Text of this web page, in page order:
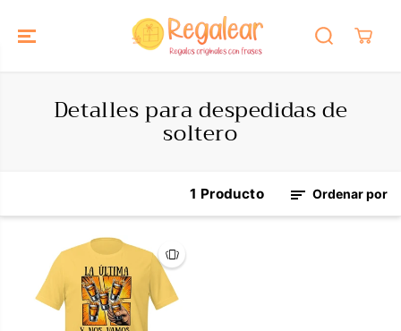
Detalles para despedidas de
soltero
1 Producto Ordenar por